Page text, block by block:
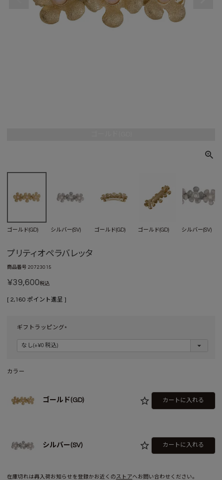
ゴールド(GD) シルバー(SV) ゴールド(GD) ゴールド(GD) シルバー(SV)
プリティオペラバレッタ
商品番号 20723015
¥39,600税込
[ 2,160 ポイント進呈 ]
ギフトラッピング
(
カラー
ゴールド(GD) カートに入れる
シルバー(SV) カートに入れる
在庫切れは再入荷お知らせを登録かお近くの ストアへお問い合わせください。